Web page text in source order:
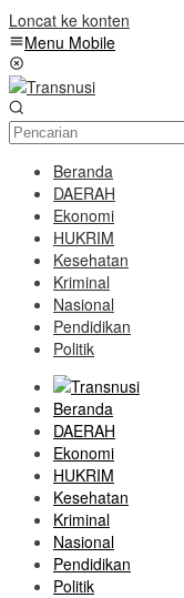
Loncat ke konten
Menu Mobile
Beranda
DAERAH
Ekonomi
HUKRIM
Kesehatan
Kriminal
Nasional
Pendidikan
Politik
Beranda
DAERAH
Ekonomi
HUKRIM
Kesehatan
Kriminal
Nasional
Pendidikan
Politik